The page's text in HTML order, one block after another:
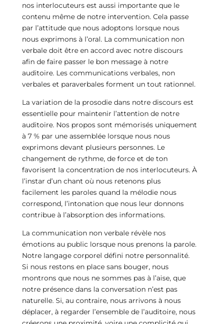
nos interlocuteurs est aussi importante que le
contenu même de notre intervention. Cela passe
par l’attitude que nous adoptons lorsque nous
nous exprimons à l’oral. La communication non
verbale doit être en accord avec notre discours
afin de faire passer le bon message à notre
auditoire. Les communications verbales, non
verbales et paraverbales forment un tout rationnel.
La variation de la prosodie dans notre discours est
essentielle pour maintenir l’attention de notre
auditoire. Nos propos sont mémorisés uniquement
à 7 % par une assemblée lorsque nous nous
exprimons devant plusieurs personnes. Le
changement de rythme, de force et de ton
favorisent la concentration de nos interlocuteurs. À
l’instar d’un chant où nous retenons plus
facilement les paroles quand la mélodie nous
correspond, l’intonation que nous leur donnons
contribue à l’absorption des informations.
La communication non verbale révèle nos
émotions au public lorsque nous prenons la parole.
Notre langage corporel défini notre personnalité.
Si nous restons en place sans bouger, nous
montrons que nous ne sommes pas à l’aise, que
notre présence dans la conversation n’est pas
naturelle. Si, au contraire, nous arrivons à nous
déplacer, à regarder l’ensemble de l’auditoire, nous